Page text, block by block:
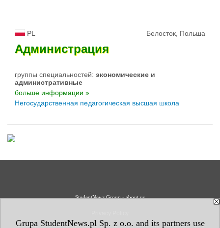
Grupa StudentNews.pl Sp. z o.o. and its partners use
PL Белосток, Польша
Администрация
группы специальностей: экономические и
административные
больше информации »
Негосударственная педагогическая высшая школа
StudentNews Group - about us